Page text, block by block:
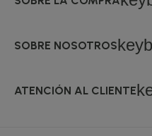
SOBRE NOSOTROS
ATENCIÓN AL CLIENTE